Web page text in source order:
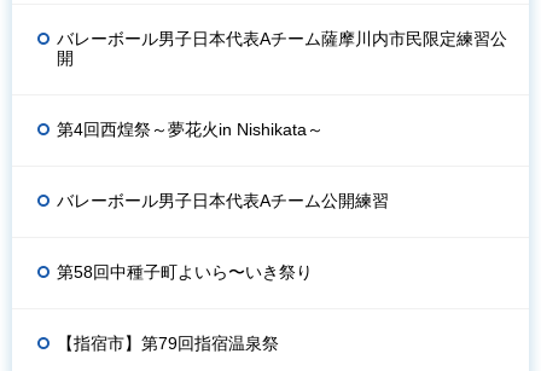
バレーボール男子日本代表Aチーム薩摩川内市民限定練習公
開
第4回西煌祭～夢花火in Nishikata～
バレーボール男子日本代表Aチーム公開練習
第58回中種子町よいら〜いき祭り
【指宿市】第79回指宿温泉祭